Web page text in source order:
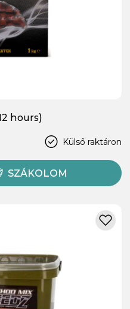
hours)
Külső raktáron
SZÁKOLOM